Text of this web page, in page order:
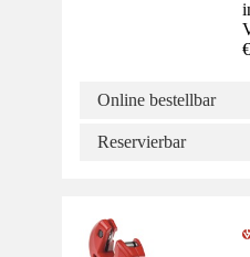
€
Online bestellbar
Reservierbar